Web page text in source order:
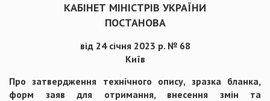
КАБІНЕТ МІНІСТРІВ УКРАЇНИ
ПОСТАНОВА
від 24 січня 2023 р. № 68
Київ
Про затвердження технічного опису, зразка бланка,
форм заяв для отримання, внесення змін та